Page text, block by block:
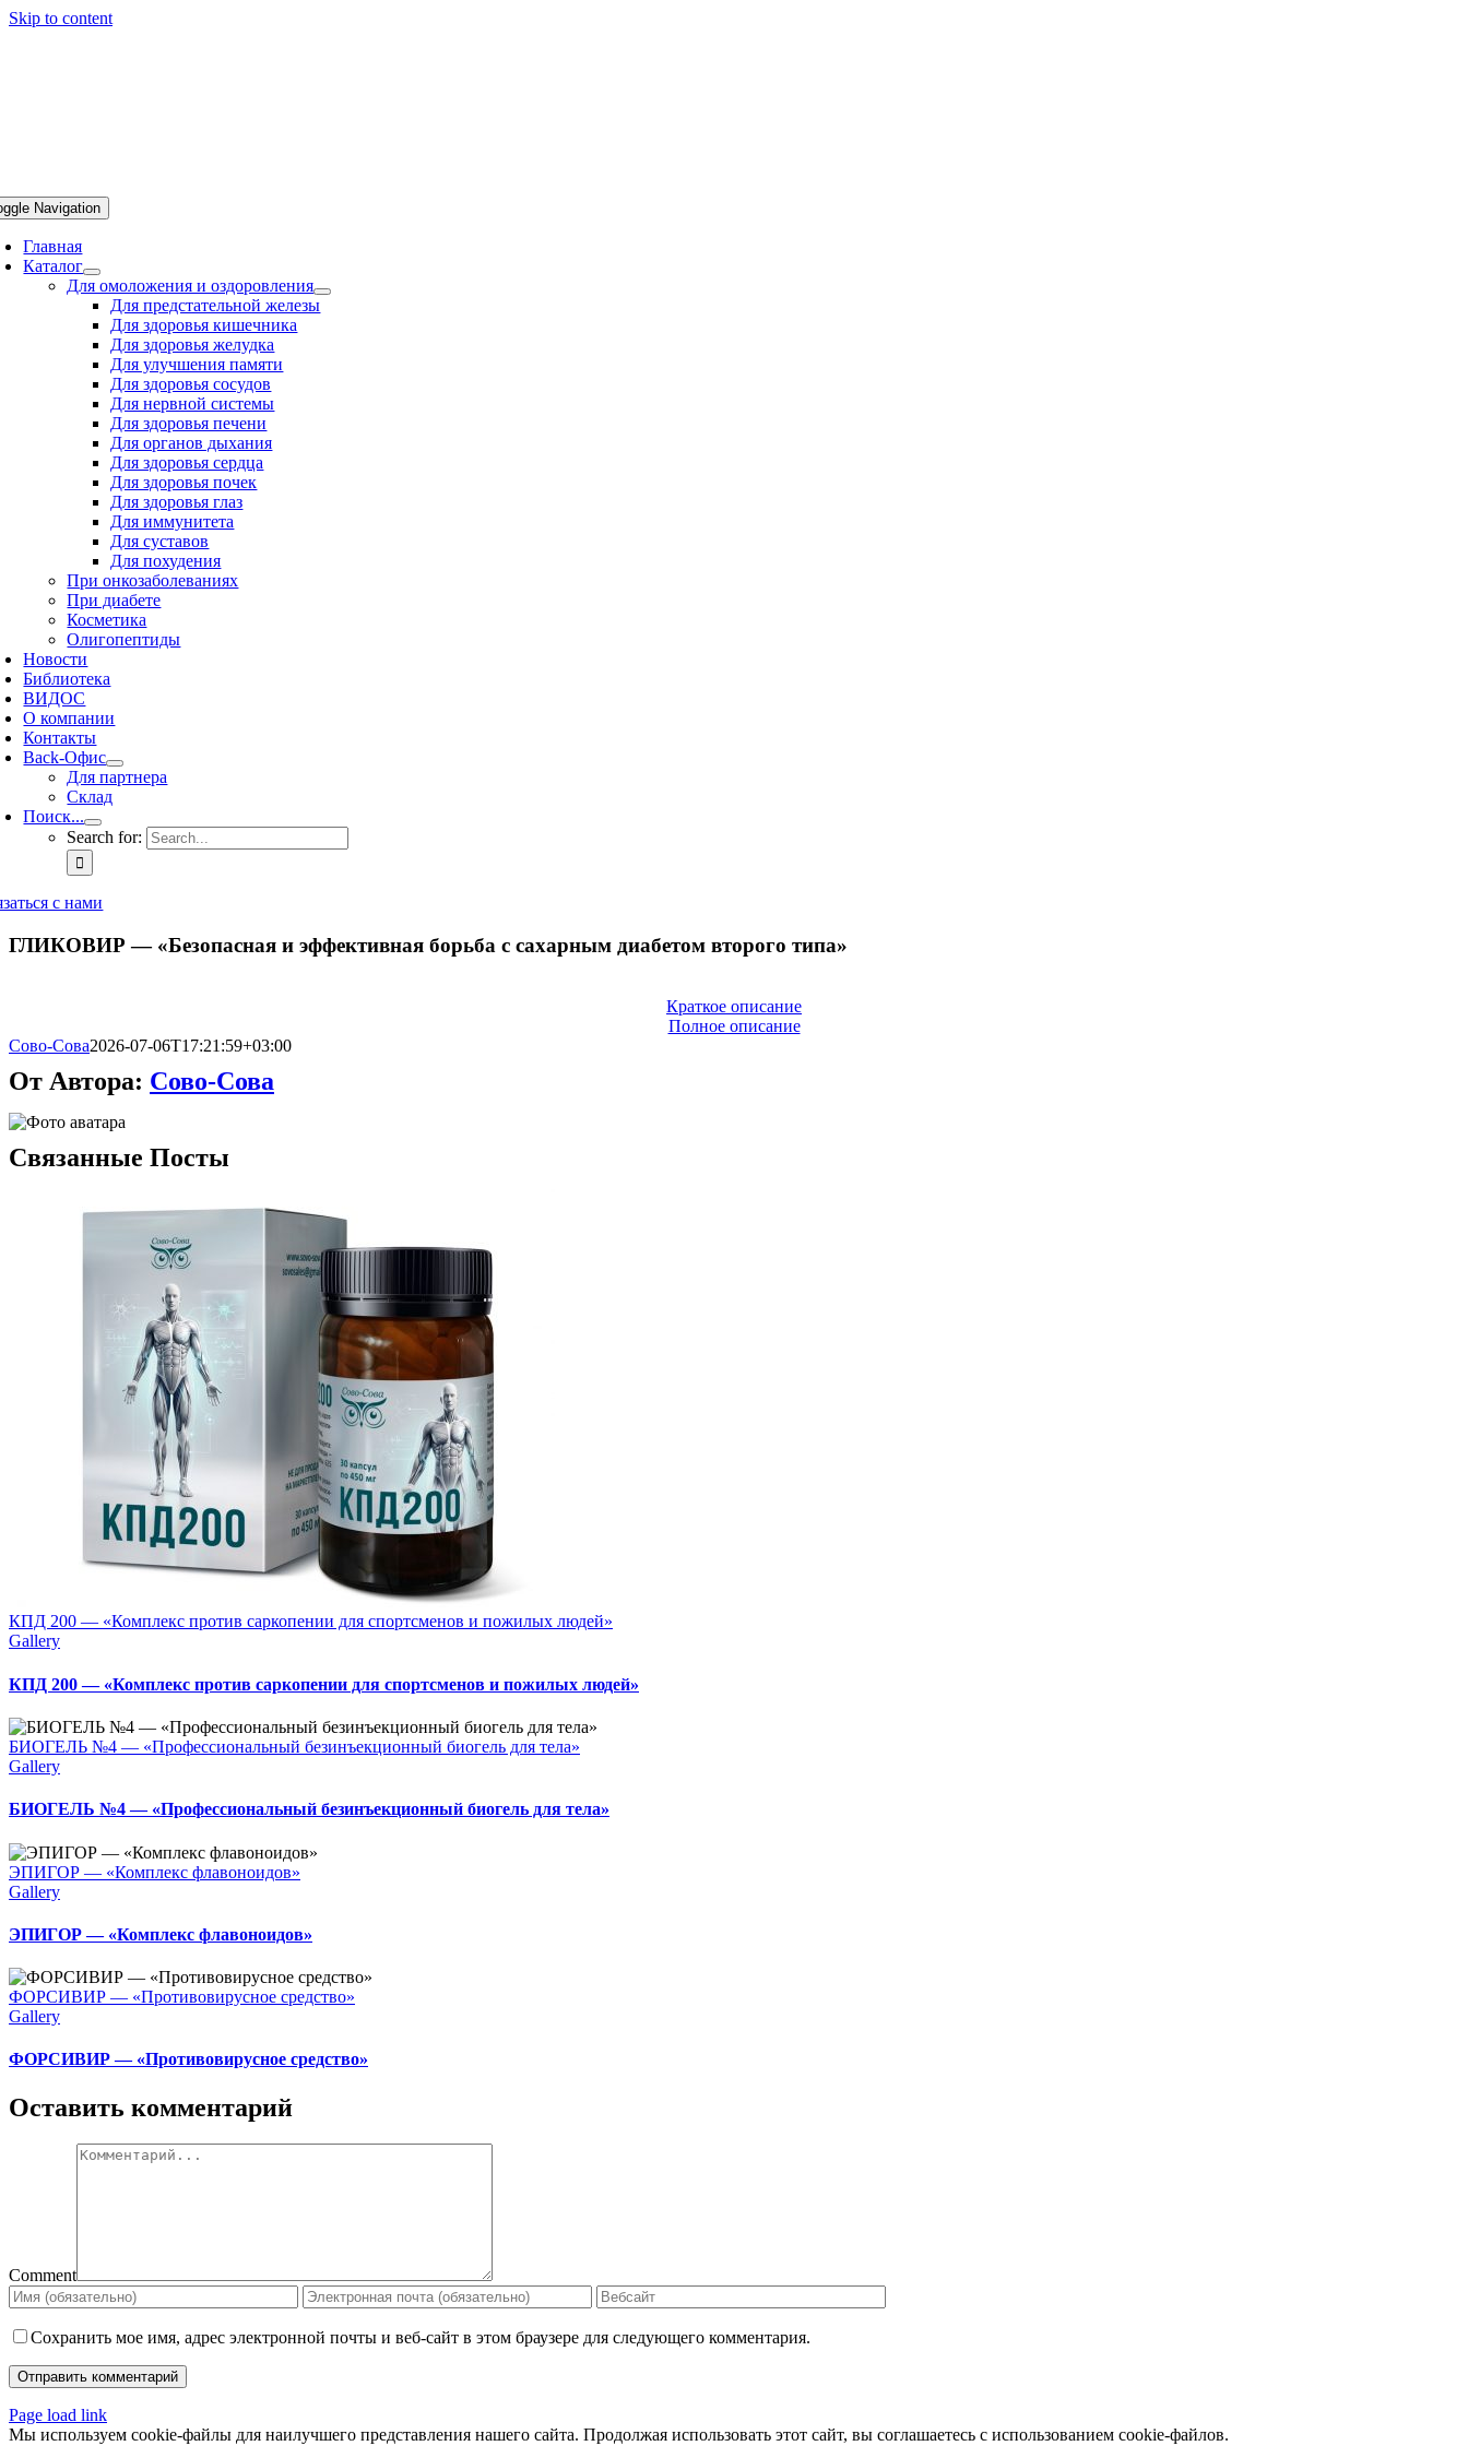
Skip to content
Navigation
Главная
Каталог
Для омоложения и оздоровления
Для предстательной железы
Для здоровья кишечника
Для здоровья желудка
Для улучшения памяти
Для здоровья сосудов
Для нервной системы
Для здоровья печени
Для органов дыхания
Для здоровья сердца
Для здоровья почек
Для здоровья глаз
Для иммунитета
Для суставов
Для похудения
При онкозаболеваниях
При диабете
Косметика
Олигопептиды
Новости
Библиотека
ВИДОС
О компании
Контакты
Back-Офис
Для партнера
Склад
Поиск...
Search for:
с нами
ГЛИКОВИР — «Безопасная и эффективная борьба с сахарным диабетом второго типа»
Краткое описание
Полное описание
Сово-Сова2026-07-06T17:21:59+03:00
От Автора: Сово-Сова
Связанные Посты
КПД 200 — «Комплекс против саркопении для спортсменов и пожилых людей»
Gallery
КПД 200 — «Комплекс против саркопении для спортсменов и пожилых людей»
БИОГЕЛЬ №4 — «Профессиональный безинъекционный биогель для тела»
Gallery
БИОГЕЛЬ №4 — «Профессиональный безинъекционный биогель для тела»
ЭПИГОР — «Комплекс флавоноидов»
Gallery
ЭПИГОР — «Комплекс флавоноидов»
ФОРСИВИР — «Противовирусное средство»
Gallery
ФОРСИВИР — «Противовирусное средство»
Оставить комментарий
Comment
Сохранить мое имя, адрес электронной почты и веб-сайт в этом браузере для следующего комментария.
Page load link
Мы используем cookie-файлы для наилучшего представления нашего сайта. Продолжая использовать этот сайт, вы соглашаетесь с использованием cookie-файлов.